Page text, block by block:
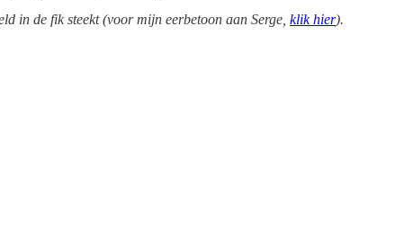
in de fik steekt (voor mijn eerbetoon aan Serge, klik hier).